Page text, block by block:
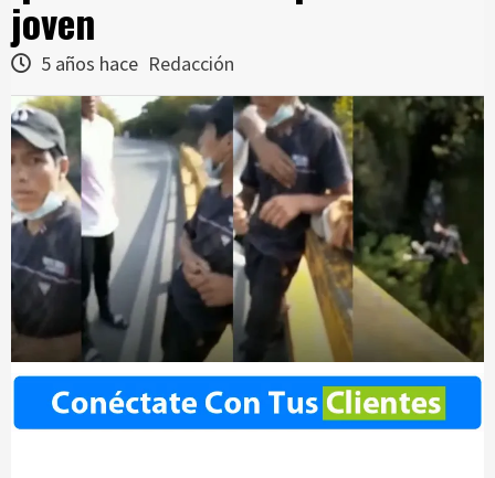
joven
5 años hace Redacción